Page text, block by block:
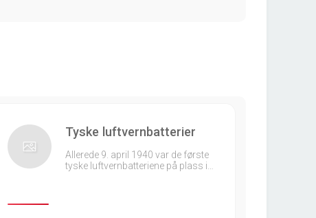
Tyske luftvernbatterier
Allerede 9. april 1940 var de første
tyske luftvernbatteriene på plass i…